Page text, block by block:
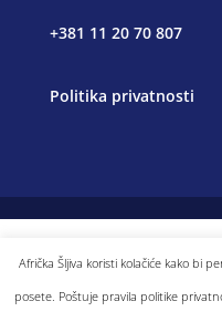
+381 11 20 70 807
Politika privatnosti
Afrička Šljiva koristi kolačiće kako bi
posete. Poštuje pravila politike